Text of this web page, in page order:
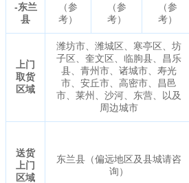
-东兰
县
（参
考）
（参
考）
（参
考）
上门
取货
区域
潍坊市、潍城区、寒亭区、坊
子区、奎文区、临朐县、昌乐
县、青州市、诸城市、寿光
市、安丘市、高密市、昌邑
市、莱州、沙河、东营、以及
周边城市
送货
上门
区域
东兰县（偏远地区及县城请咨
询）